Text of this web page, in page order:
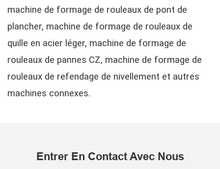
machine de formage de rouleaux de pont de
plancher, machine de formage de rouleaux de
quille en acier léger, machine de formage de
rouleaux de pannes CZ, machine de formage de
rouleaux de refendage de nivellement et autres
machines connexes.
Entrer En Contact Avec Nous